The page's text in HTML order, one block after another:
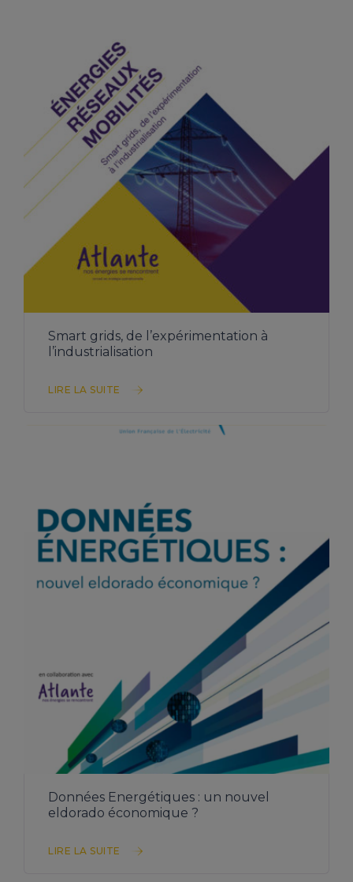
Smart grids, de l’expérimentation à
l’industrialisation
LIRE LA SUITE
TÉLÉCHARGER L’ÉTUDE
Données Energétiques : un nouvel
eldorado économique ?
LIRE LA SUITE
TÉLÉCHARGER L’ÉTUDE